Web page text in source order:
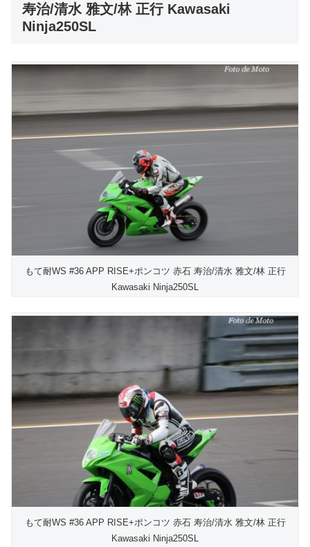
寿治/清水 雅文/林 正行 Kawasaki
Ninja250SL
もて耐WS #36 APP RISE+ポンコツ 赤石 寿治/清水 雅文/林 正行
Kawasaki Ninja250SL
もて耐WS #36 APP RISE+ポンコツ 赤石 寿治/清水 雅文/林 正行
Kawasaki Ninja250SL